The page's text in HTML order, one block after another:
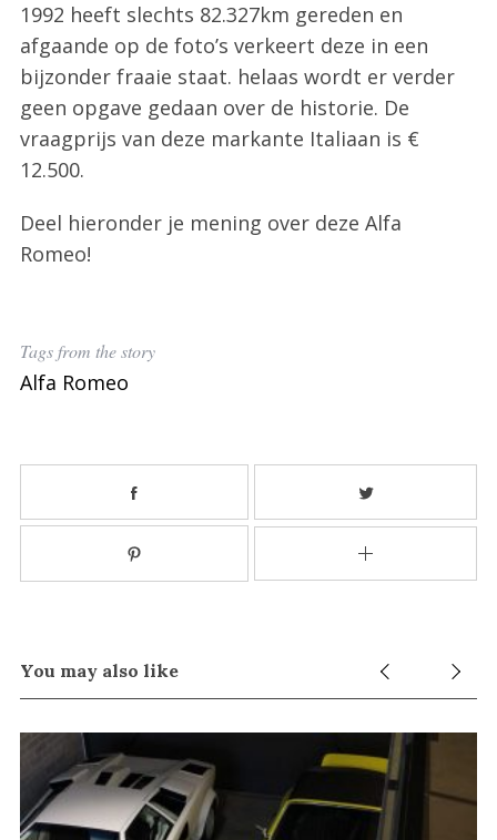
1992 heeft slechts 82.327km gereden en
afgaande op de foto’s verkeert deze in een
bijzonder fraaie staat. helaas wordt er verder
geen opgave gedaan over de historie. De
vraagprijs van deze markante Italiaan is €
12.500.
Deel hieronder je mening over deze Alfa
Romeo!
Tags from the story
Alfa Romeo
You may also like
S
e
a
r